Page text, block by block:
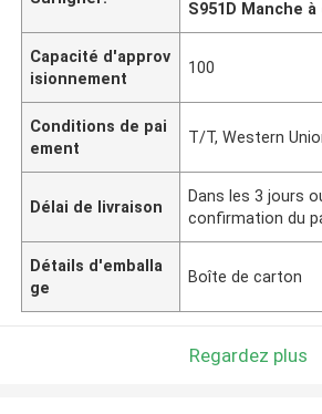
S951D Manche
Capacité d'approv
isionnement
100
Conditions de pai
ement
T/T, Western
Délai de livraison
Dans les 3 jours
confirmation du
Détails d'emballa
ge
Boîte de carton
Regardez plus